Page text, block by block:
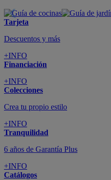
Tarjeta
Descuentos y más
+INFO
Financiación
+INFO
Colecciones
Crea tu propio estilo
+INFO
Tranquilidad
6 años de Garantía Plus
+INFO
Catálogos